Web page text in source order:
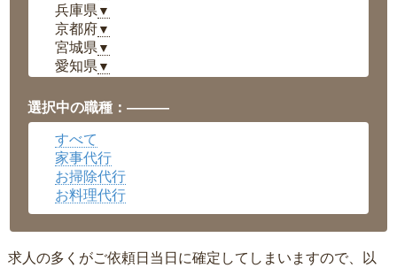
兵庫県 ▼
京都府▼
宮城県 ▼
愛知県 ▼
岡山県▼
広島県▼
沖縄県
選択中の職種：———
すべて
家事代行
お掃除代行
お料理代行
求人の多くがご依頼日当日に確定してしまいますので、以